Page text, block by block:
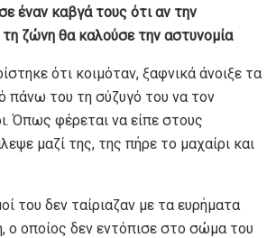
έναν καβγά τους ότι αν την
ζώνη θα καλούσε την αστυνομία
ότι κοιμόταν, ξαφνικά άνοιξε τα
πάνω του τη σύζυγό του να τον
Όπως φέρεται να είπε στους
μαζί της, της πήρε το μαχαίρι και
του δεν ταίριαζαν με τα ευρήματα
ο οποίος δεν εντόπισε στο σώμα του